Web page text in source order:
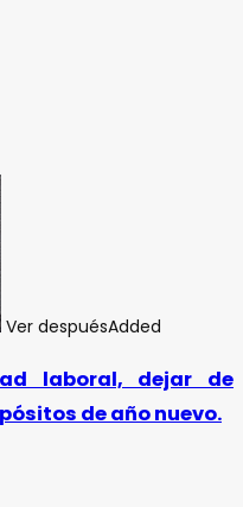
Ver despuésAdded
laboral, dejar de
de año nuevo.